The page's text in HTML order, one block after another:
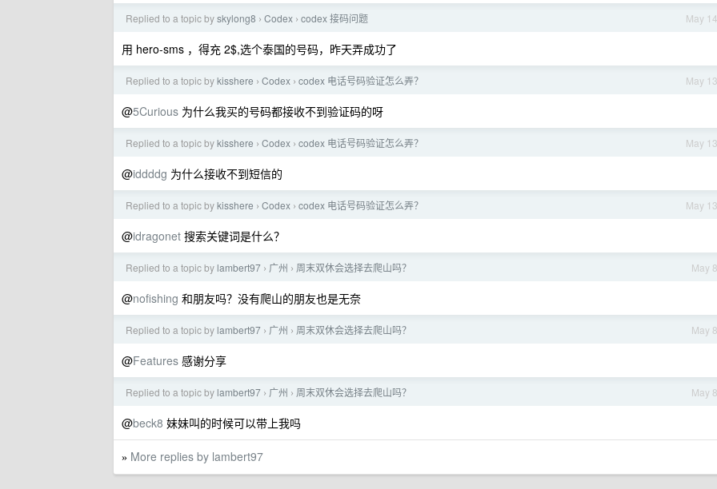
May 14
Replied to a topic byskylong8 › Codex › codex 接码问题
用 hero-sms ，得充 2$,选个泰国的号码，昨天弄成功了
May 13
Replied to a topic bykisshere › Codex › codex 电话号码验证怎么弄？
@5Curious 为什么我买的号码都接收不到验证码的呀
May 13
Replied to a topic bykisshere › Codex › codex 电话号码验证怎么弄？
@iddddg 为什么接收不到短信的
May 13
Replied to a topic bykisshere › Codex › codex 电话号码验证怎么弄？
@idragonet 搜索关键词是什么？
May 8
Replied to a topic by lambert97 › 广州 › 周末双休会选择去爬山吗？
@nofishing 和朋友吗？没有爬山的朋友也是无奈
May 8
Replied to a topic by lambert97 › 广州 › 周末双休会选择去爬山吗？
@Features 感谢分享
May 8
Replied to a topic by lambert97 › 广州 › 周末双休会选择去爬山吗？
@beck8 妹妹叫的时候可以带上我吗
» More replies by lambert97